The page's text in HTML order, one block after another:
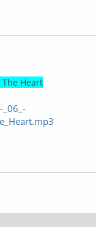
Heart